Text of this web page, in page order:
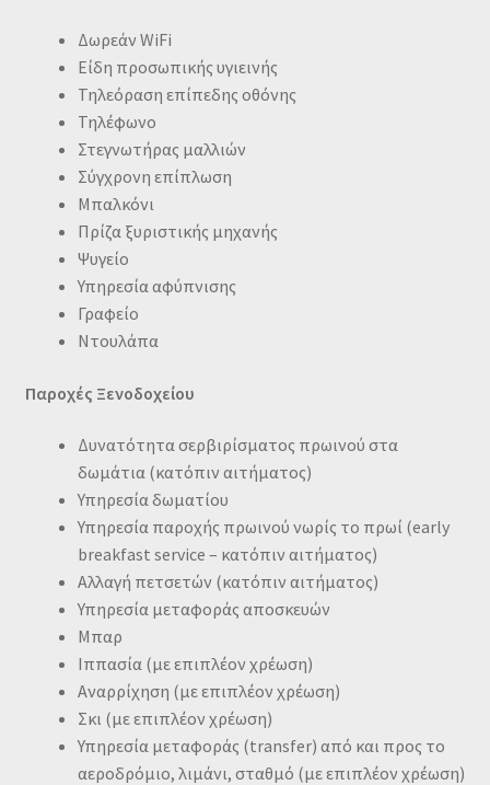
Δωρεάν WiFi
Είδη προσωπικής υγιεινής
Τηλεόραση επίπεδης οθόνης
Τηλέφωνο
Στεγνωτήρας μαλλιών
Σύγχρονη επίπλωση
Μπαλκόνι
Πρίζα ξυριστικής μηχανής
Ψυγείο
Υπηρεσία αφύπνισης
Γραφείο
Ντουλάπα
Παροχές Ξενοδοχείου
Δυνατότητα σερβιρίσματος πρωινού στα
δωμάτια (κατόπιν αιτήματος)
Υπηρεσία δωματίου
Υπηρεσία παροχής πρωινού νωρίς το πρωί (early
breakfast service – κατόπιν αιτήματος)
Αλλαγή πετσετών (κατόπιν αιτήματος)
Υπηρεσία μεταφοράς αποσκευών
Μπαρ
Ιππασία (με επιπλέον χρέωση)
Αναρρίχηση (με επιπλέον χρέωση)
Σκι (με επιπλέον χρέωση)
Υπηρεσία μεταφοράς (transfer) από και προς το
αεροδρόμιο, λιμάνι, σταθμό (με επιπλέον χρέωση)